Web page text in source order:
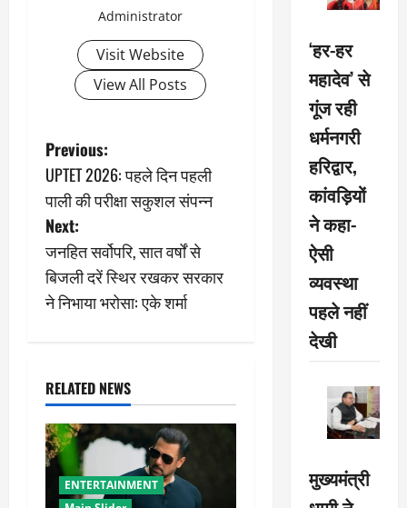
Administrator
Visit Website
View All Posts
P
o
s
t
n
v
i
g
Previous:
UPTET 2026: पहले दिन पहली
पाली की परीक्षा सकुशल संपन्न
Next:
जनहित सर्वोपरि, सात वर्षों से
बिजली दरें स्थिर रखकर सरकार
ने निभाया भरोसा: एके शर्मा
RELATED NEWS
ENTERTAINMENT
‘हर-हर
महादेव’ से
गूंज रही
धर्मनगरी
हरिद्वार,
कांवड़ियों
ने कहा-
ऐसी
व्यवस्था
पहले नहीं
देखी
मुख्यमंत्री